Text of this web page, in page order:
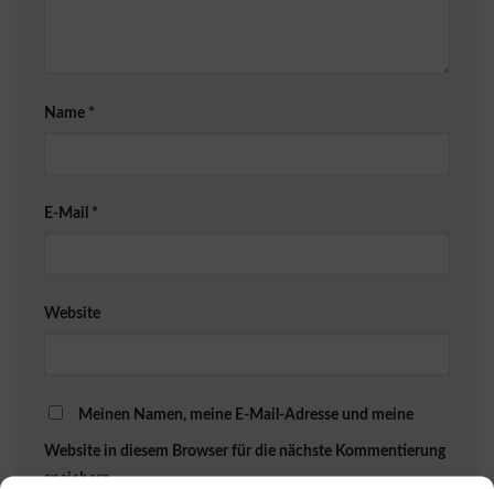
Name *
E-Mail *
Website
Meinen Namen, meine E-Mail-Adresse und meine
Website in diesem Browser für die nächste Kommentierung
speichern.